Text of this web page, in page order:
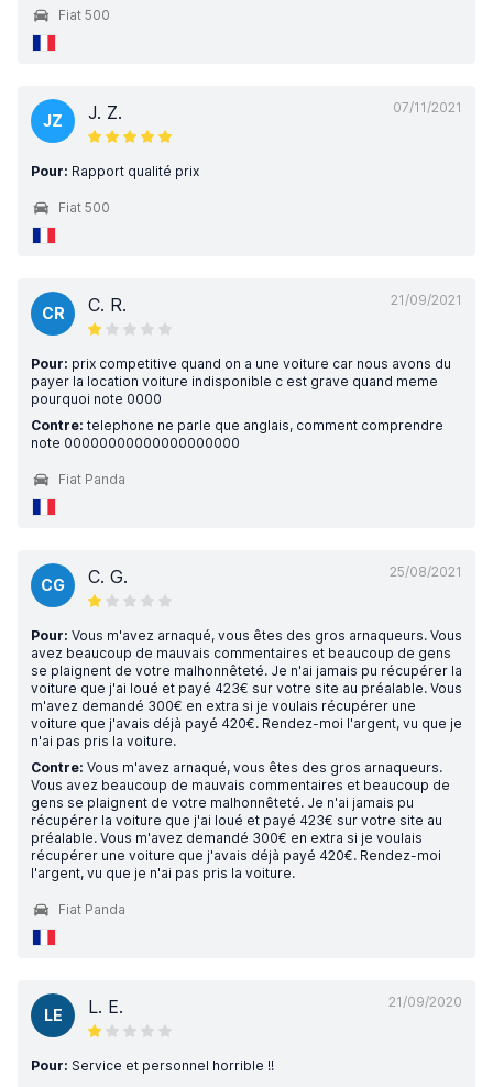
Fiat 500
07/11/2021
JZ J. Z.
Pour: Rapport qualité prix
Fiat 500
21/09/2021
CR C. R.
Pour: prix competitive quand on a une voiture car nous avons du
payer la location voiture indisponible c est grave quand meme
pourquoi note 0000
Contre: telephone ne parle que anglais, comment comprendre
note 00000000000000000000
Fiat Panda
25/08/2021
CG C. G.
Pour: Vous m'avez arnaqué, vous êtes des gros arnaqueurs. Vous
avez beaucoup de mauvais commentaires et beaucoup de gens
se plaignent de votre malhonnêteté. Je n'ai jamais pu récupérer la
voiture que j'ai loué et payé 423€ sur votre site au préalable. Vous
m'avez demandé 300€ en extra si je voulais récupérer une
voiture que j'avais déjà payé 420€. Rendez-moi l'argent, vu que je
n'ai pas pris la voiture.
Contre: Vous m'avez arnaqué, vous êtes des gros arnaqueurs.
Vous avez beaucoup de mauvais commentaires et beaucoup de
gens se plaignent de votre malhonnêteté. Je n'ai jamais pu
récupérer la voiture que j'ai loué et payé 423€ sur votre site au
préalable. Vous m'avez demandé 300€ en extra si je voulais
récupérer une voiture que j'avais déjà payé 420€. Rendez-moi
l'argent, vu que je n'ai pas pris la voiture.
Fiat Panda
21/09/2020
LE L. E.
Pour: Service et personnel horrible !!